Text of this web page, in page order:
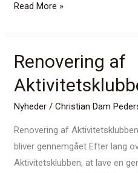
Read More »
Renovering af
Nyheder /Christian Dam
Renovering af
bliver gennemgået Efter lang
Aktivitetsklubben, at lave en
Renovering
Aktivitetsklubben